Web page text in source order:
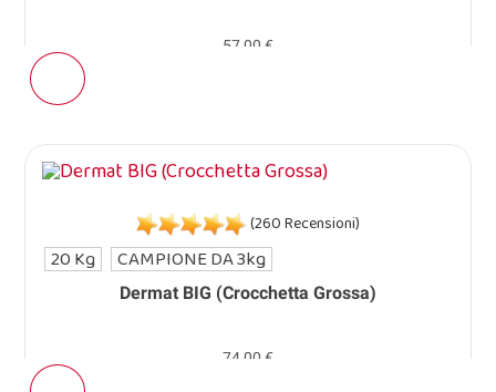
57,00 €
Dermat BIG (Crocchetta Grossa)
(260 Recensioni)
74,00 €
20 Kg CAMPIONE DA 3kg